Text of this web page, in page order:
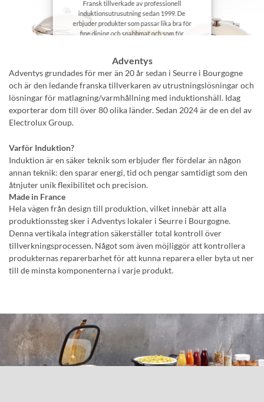
Fransk tillverkade av professionell
induktionsutrusutning sedan 1999. De
erbjuder produkter som passar lika bra för
fine dining och snabbmat och som för
PRODUKTKATALOG
Adventys
Adventys grundades för mer än 20 år sedan i Seurre i Bourgogne
och är den ledande franska tillverkaren av utrustningslösningar och
lösningar för matlagning/varmhållning med induktionshäll. Idag
exporterar dom till över 80 olika länder. Sedan 2024 är de en del av
Electrolux Group.
Varför Induktion?
Induktion är en säker teknik som erbjuder fler fördelar än någon
annan teknik: den sparar energi, tid och pengar samtidigt som den
åtnjuter unik flexibilitet och precision.
Made in France
Hela vägen från design till produktion, vilket innebär att alla
produktionssteg sker i Adventys lokaler i Seurre i Bourgogne.
Denna vertikala integration säkerställer total kontroll över
tillverkningsprocessen. Något som även möjliggör att kontrollera
produkternas reparerbarhet för att kunna reparera eller byta ut ner
till de minsta komponenterna i varje produkt.